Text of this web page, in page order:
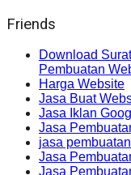
Friends
Download
Pembuatan
Harga Website
Jasa Buat
Jasa Iklan
Jasa
jasa
Jasa
Jasa